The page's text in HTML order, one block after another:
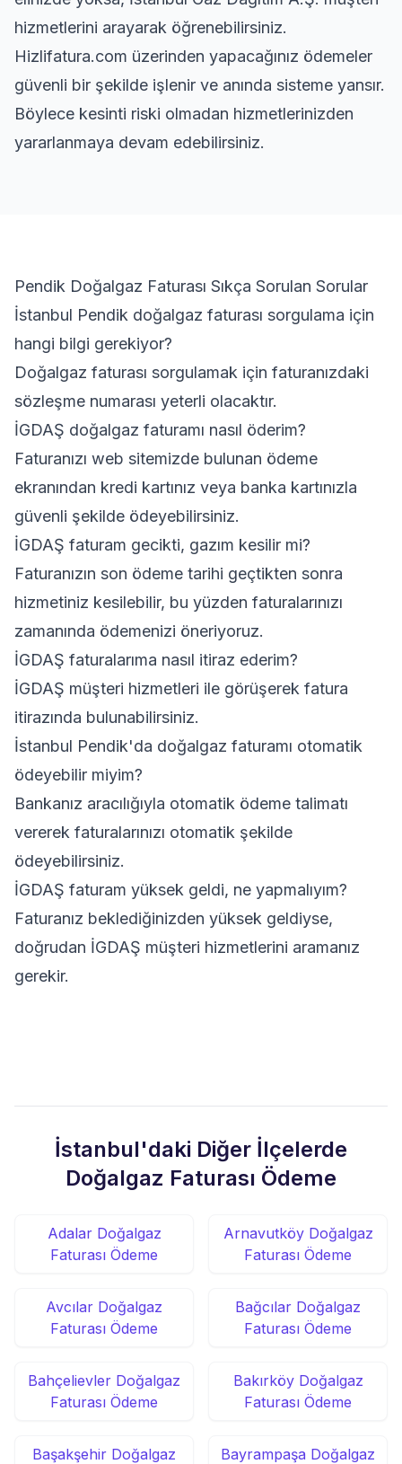
hizmetlerini arayarak öğrenebilirsiniz.
Hizlifatura.com üzerinden yapacağınız ödemeler
güvenli bir şekilde işlenir ve anında sisteme yansır.
Böylece kesinti riski olmadan hizmetlerinizden
yararlanmaya devam edebilirsiniz.
Pendik Doğalgaz Faturası Sıkça Sorulan Sorular
İstanbul Pendik doğalgaz faturası sorgulama için
hangi bilgi gerekiyor?
Doğalgaz faturası sorgulamak için faturanızdaki
sözleşme numarası yeterli olacaktır.
İGDAŞ doğalgaz faturamı nasıl öderim?
Faturanızı web sitemizde bulunan ödeme
ekranından kredi kartınız veya banka kartınızla
güvenli şekilde ödeyebilirsiniz.
İGDAŞ faturam gecikti, gazım kesilir mi?
Faturanızın son ödeme tarihi geçtikten sonra
hizmetiniz kesilebilir, bu yüzden faturalarınızı
zamanında ödemenizi öneriyoruz.
İGDAŞ faturalarıma nasıl itiraz ederim?
İGDAŞ müşteri hizmetleri ile görüşerek fatura
itirazında bulunabilirsiniz.
İstanbul Pendik'da doğalgaz faturamı otomatik
ödeyebilir miyim?
Bankanız aracılığıyla otomatik ödeme talimatı
vererek faturalarınızı otomatik şekilde
ödeyebilirsiniz.
İGDAŞ faturam yüksek geldi, ne yapmalıyım?
Faturanız beklediğinizden yüksek geldiyse,
doğrudan İGDAŞ müşteri hizmetlerini aramanız
gerekir.
İstanbul'daki Diğer İlçelerde
Doğalgaz Faturası Ödeme
Adalar Doğalgaz
Faturası Ödeme
Arnavutköy Doğalgaz
Faturası Ödeme
Avcılar Doğalgaz
Faturası Ödeme
Bağcılar Doğalgaz
Faturası Ödeme
Bahçelievler Doğalgaz
Faturası Ödeme
Bakırköy Doğalgaz
Faturası Ödeme
Başakşehir Doğalgaz
Bayrampaşa Doğalgaz